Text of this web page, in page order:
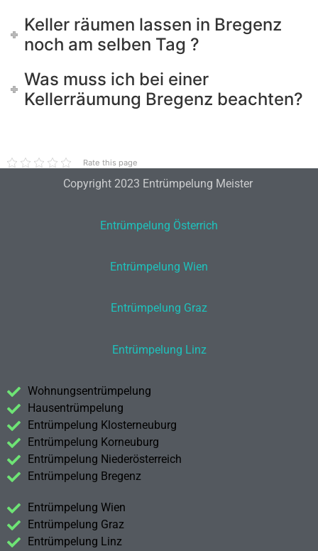
Keller räumen lassen in Bregenz
noch am selben Tag ?
Was muss ich bei einer
Kellerräumung Bregenz beachten?
Rate this page
Copyright 2023 Entrümpelung Meister
Entrümpelung Österrich
Entrümpelung Wien
Entrümpelung Graz
Entrümpelung Linz
Wohnungsentrümpelung
Hausentrümpelung
Entrümpelung Klosterneuburg
Entrümpelung Korneuburg
Entrümpelung Niederösterreich
Entrümpelung Bregenz
Entrümpelung Wien
Entrümpelung Graz
Entrümpelung Linz